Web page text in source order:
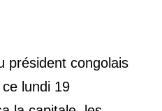
président congolais
lundi 19